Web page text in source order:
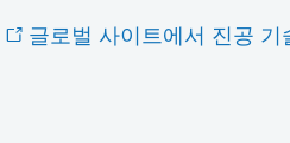
글로벌 사이트에서 진공